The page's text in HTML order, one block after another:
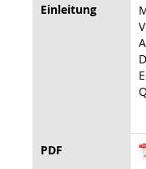
Einleitung
PDF